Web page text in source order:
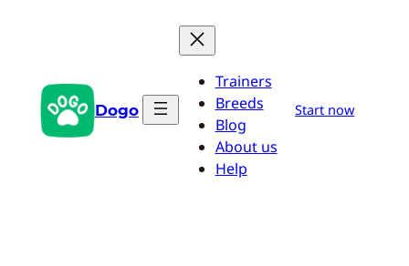
Dogo
Trainers
Breeds
Blog
About us
Help
Start now